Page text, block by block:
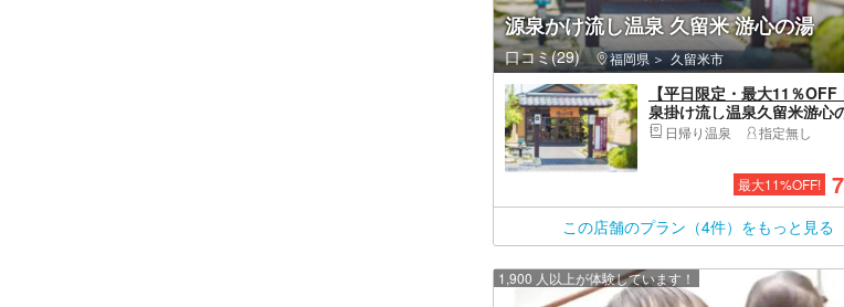
源泉かけ流し温泉 久留米 游心の湯
口コミ(29) 福岡県 久留米市
【平日限定・最大11％OFF
泉掛け流し温泉久留米游心
得な入館プラン(2026.8/13-
日帰り温泉 指定無し
最大11%OFF!
この店舗のプラン（4件）をもっと見る
1,900 人以上が体験しています！